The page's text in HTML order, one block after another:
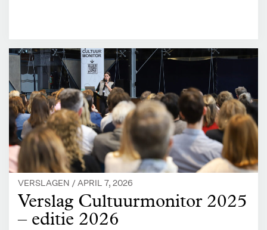
VERSLAGEN /APRIL 7, 2026
Verslag Cultuurmonitor 2025
– editie 2026